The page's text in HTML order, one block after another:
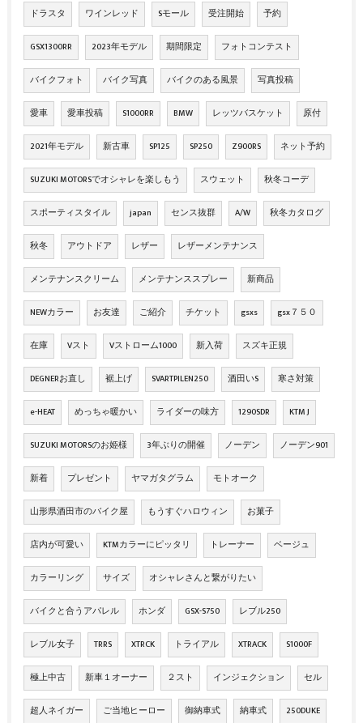
ドラスタ ワインレッド Sモール 受注開始 予約
GSX1300RR 2023年モデル 期間限定 フォトコンテスト
バイクフォト バイク写真 バイクのある風景 写真投稿
愛車 愛車投稿 S1000RR BMW レッツバスケット 原付
2021年モデル 新古車 SP125 SP250 Z900RS ネット予約
SUZUKI MOTORSでオシャレを楽しもう スウェット 秋冬コーデ
スポーティスタイル japan センス抜群 A/W 秋冬カタログ
秋冬 アウトドア レザー レザーメンテナンス
メンテナンスクリーム メンテナンススプレー 新商品
NEWカラー お友達 ご紹介 チケット gsxs gsx７５０
在庫 Vスト Vストローム1000 新入荷 スズキ正規
DEGNERお直し 裾上げ SVARTPILEN250 酒田いS 寒さ対策
e-HEAT めっちゃ暖かい ライダーの味方 1290SDR KTM J
SUZUKI MOTORSのお姫様 3年ぶりの開催 ノーデン ノーデン901
新着 プレゼント ヤマガタグラム モトオーク
山形県酒田市のバイク屋 もうすぐハロウィン お菓子
店内が可愛い KTMカラーにピッタリ トレーナー ベージュ
カラーリング サイズ オシャレさんと繋がりたい
バイクと合うアパレル ホンダ GSX-S750 レブル250
レブル女子 TRRS XTRCK トライアル XTRACK S1000F
極上中古 新車１オーナー ２スト インジェクション セル
超人ネイガー ご当地ヒーロー 御納車式 納車式 250DUKE